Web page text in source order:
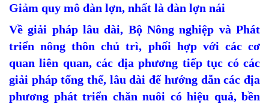
Giảm quy mô đàn lợn, nhất là đàn lợn nái
Về giải pháp lâu dài, Bộ Nông nghiệp và Phát
triển nông thôn chủ trì, phối hợp với các cơ
quan liên quan, các địa phương tiếp tục có các
giải pháp tổng thể, lâu dài để hướng dẫn các địa
phương phát triển chăn nuôi có hiệu quả, bền